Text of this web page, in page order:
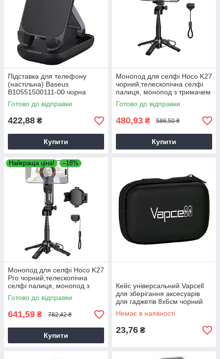
Підставка для телефону
(настільна) Baseus
B10551500111-00 чорна
Готово до відправки
422,88 ₴
Купити
Монопод для селфі Hoco K27
чорний,телескопічна селфі
палиця, монопод з тримачем
для телефону
Готово до відправки
480,93 ₴ 586,50 ₴
Купити
Найкраща ціна! –18%
Монопод для селфі Hoco K27
Pro чорний,телескопічна
селфі палиця, монопод з
тримачем для телефону
Готово до відправки
641,59 ₴ 782,42 ₴
Купити
Кейс універсальний Vapcell
для зберігання аксесуарів
для гаджетів 8х6см чорний
Немає в наявності
23,76 ₴